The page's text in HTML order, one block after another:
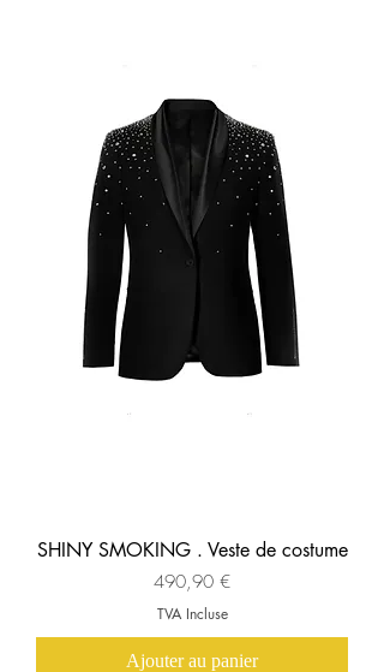
SHINY SMOKING . Veste de costume
Prix
490,90 €
TVA Incluse
Ajouter au panier